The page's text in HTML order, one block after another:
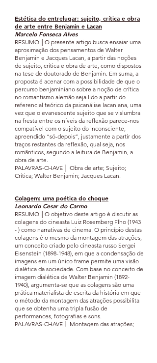
Estética do entrelugar: sujeito, crítica e obra
de arte entre Benjamin e Lacan
Marcelo Fonseca Alves
RESUMO │O presente artigo busca ensaiar uma
aproximação dos pensamentos de Walter
Benjamin e Jacques Lacan, a partir das noções
de sujeito, crítica e obra de arte, como dispostos
na tese de doutorado de Benjamin. Em suma, a
proposta é acenar com a possibilidade de que o
percurso benjaminiano sobre a noção de crítica
no romantismo alemão seja lido a partir do
referencial teórico da psicanálise lacaniana, uma
vez que o evanescente sujeito que se vislumbra
na fresta entre os níveis da reflexão parece-nos
compatível com o sujeito do inconsciente,
apreendido “só-depois”, justamente a partir dos
traços restantes da reflexão, qual seja, nos
românticos, segundo a leitura de Benjamin, a
obra de arte.
PALAVRAS-CHAVE │ Obra de arte; Sujeito;
Crítica; Walter Benjamin; Jacques Lacan.
Colagem: uma poética do choque
Leonardo Cesar do Carmo
RESUMO │O objetivo deste artigo é discutir as
colagens do cineasta Luiz Rosemberg Flho (1943
- ) como narrativas de cinema. O princípio destas
colagens é o mesmo da montagem das atrações,
um conceito criado pelo cineasta russo Sergei
Eisenstein (1898-1948), em que a condensação de
imagens em um único frame permite uma visão
dialética da sociedade. Com base no conceito de
imagem dialética de Walter Benjamin (1892-
1940), argumenta-se que as colagens são uma
prática materialista de escrita da história em que
o método da montagem das atrações possibilita
que se obtenha uma tripla fusão de
performances, fotografias e sons.
PALAVRAS-CHAVE │ Montagem das atrações;